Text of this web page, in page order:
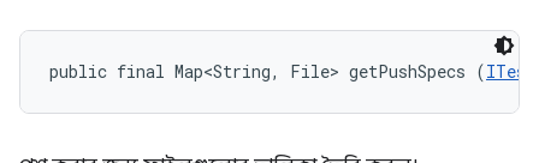
public final Map<String, File> getPushSpecs (